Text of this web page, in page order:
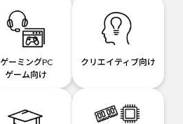
ゲーミングPC
ゲーム向け
クリエイティブ向け